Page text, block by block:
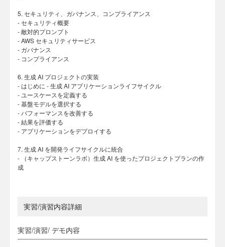
5. セキュリティ、ガバナンス、コンプライアンス
- セキュリティ概要
- 敵対的プロンプト
- AWS セキュリティサービス
- ガバナンス
- コンプライアンス
6. 生成 AI プロジェクトの実装
- はじめに - 生成 AI アプリケーションライフサイクル
- ユースケースを定義する
- 基盤モデルを選択する
- パフォーマンスを改善する
- 結果を評価する
- アプリケーションをデプロイする
7. 生成 AI を開発ライフサイクルに統合
- （キャップストーンラボ）生成 AI を使ったプロジェクトプランの作
成
実習/演習内容詳細
実習/演習/ デモ内容